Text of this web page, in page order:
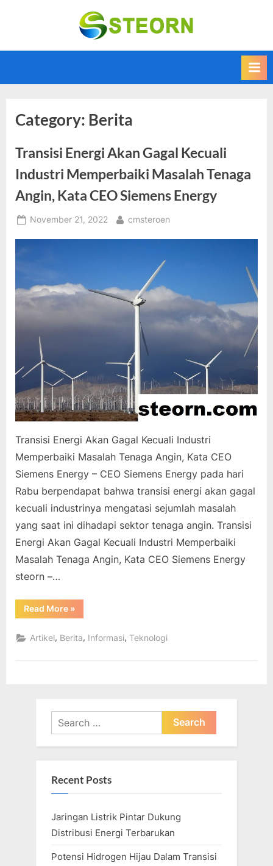
Informasi
Terkini dan
Informasi teknologi
terbaru dan
Category: Berita
Transisi Energi Akan Gagal Kecuali
Industri Memperbaiki Masalah Tenaga
Angin, Kata CEO Siemens Energy
Posted
November 21, 2022 By
cmsteroen
Transisi Energi Akan Gagal Kecuali Industri
Memperbaiki Masalah Tenaga Angin, Kata CEO
Siemens Energy – CEO Siemens Energy pada hari
Rabu berpendapat bahwa transisi energi akan gagal
kecuali industrinya mengatasi sejumlah masalah
yang saat ini dihadapi sektor tenaga angin. Transisi
Energi Akan Gagal Kecuali Industri Memperbaiki
Masalah Tenaga Angin, Kata CEO Siemens Energy
steorn –…
Read More“Transisi
Energi
Gagal
Kecuali
Memperbaiki
Siemens
Energy”
»
Artikel, Berita, Informasi,Teknologi
Search
for:
Recent Posts
Jaringan Listrik Pintar Dukung
Distribusi Energi Terbarukan
Potensi Hidrogen Hijau Dalam Transisi